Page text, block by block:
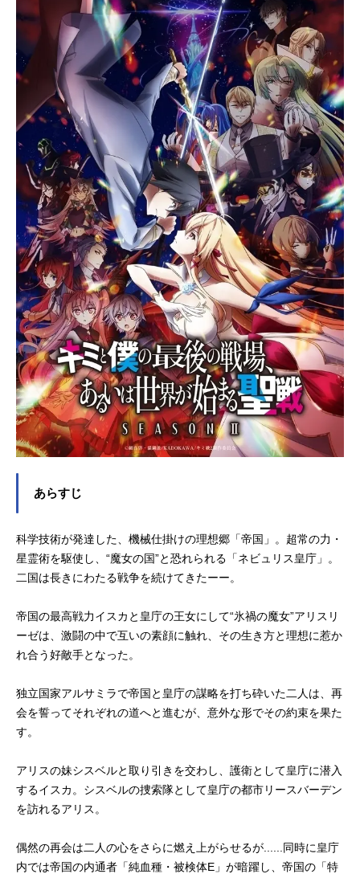
あらすじ
科学技術が発達した、機械仕掛けの理想郷「帝国」。超常の力・
星霊術を駆使し、“魔女の国”と恐れられる「ネビュリス皇庁」。
二国は長きにわたる戦争を続けてきたーー。
帝国の最高戦力イスカと皇庁の王女にして“氷禍の魔女”アリスリ
ーゼは、激闘の中で互いの素顔に触れ、その生き方と理想に惹か
れ合う好敵手となった。
独立国家アルサミラで帝国と皇庁の謀略を打ち砕いた二人は、再
会を誓ってそれぞれの道へと進むが、意外な形でその約束を果た
す。
アリスの妹シスベルと取り引きを交わし、護衛として皇庁に潜入
するイスカ。シスベルの捜索隊として皇庁の都市リースバーデン
を訪れるアリス。
偶然の再会は二人の心をさらに燃え上がらせるが......同時に皇庁
内では帝国の内通者「純血種・被検体E」が暗躍し、帝国の「特